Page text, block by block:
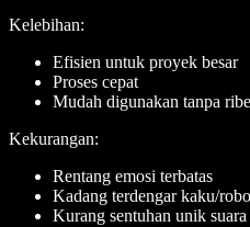
Kelebihan:
Efisien untuk proyek besar
Proses cepat
Mudah digunakan tanpa
Kekurangan:
Rentang emosi terbatas
Kadang terdengar kaku/
Kurang sentuhan unik suara